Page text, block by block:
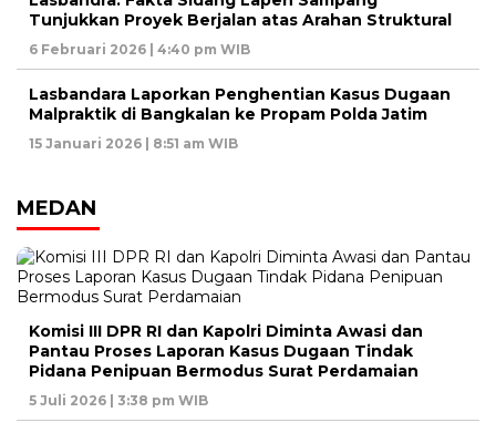
Tunjukkan Proyek Berjalan atas Arahan Struktural
6 Februari 2026 | 4:40 pm WIB
Lasbandara Laporkan Penghentian Kasus Dugaan
Malpraktik di Bangkalan ke Propam Polda Jatim
15 Januari 2026 | 8:51 am WIB
MEDAN
Komisi III DPR RI dan Kapolri Diminta Awasi dan
Pantau Proses Laporan Kasus Dugaan Tindak
Pidana Penipuan Bermodus Surat Perdamaian
5 Juli 2026 | 3:38 pm WIB